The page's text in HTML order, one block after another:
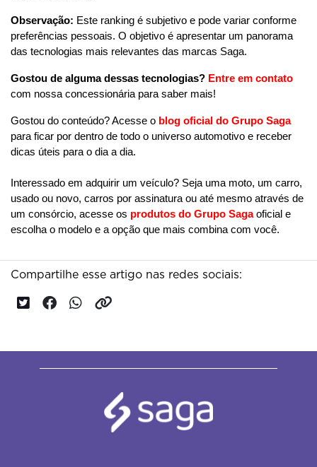
Observação: Este ranking é subjetivo e pode variar conforme
preferências pessoais. O objetivo é apresentar um panorama
das tecnologias mais relevantes das marcas Saga.
Gostou de alguma dessas tecnologias? Entre em contato
com nossa concessionária para saber mais!
Gostou do conteúdo? Acesse o blog oficial do Grupo Saga
para ficar por dentro de todo o universo automotivo e receber
dicas úteis para o dia a dia.
Interessado em adquirir um veículo? Seja uma moto, um carro,
usado ou novo, carros por assinatura ou até mesmo através de
um consórcio, acesse os produtos do Grupo Saga oficial e
escolha o modelo e a opção que mais combina com você.
Compartilhe esse artigo nas redes sociais: